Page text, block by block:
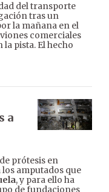
del transporte
tras un
la mañana en el
comerciales
pista. El hecho
a
prótesis en
amputados que
, y para ello ha
de fundaciones